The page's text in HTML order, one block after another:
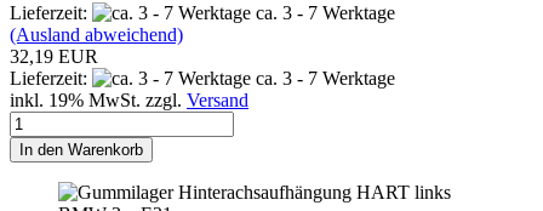
Lieferzeit:
ca. 3 - 7 Werktage
(Ausland abweichend)
32,19 EUR
Lieferzeit:
ca. 3 - 7 Werktage
inkl. 19% MwSt. zzgl. Versand
In den Warenkorb